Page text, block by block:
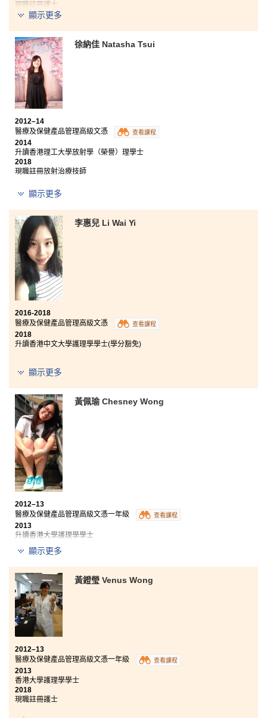
現職註冊護士
等範疇學到不少知識，從中了解自己對微生物學和病理
學擁有濃厚興趣；課程中的小組習作是我覺得最有趣味
和對日後工作與同事相處最有幫助的環節，加上書院安
排了我們到一家本地藥物生產商實習，即使只負責基本
職務，卻讓我親身接觸到醫藥行業的實際運作，這一切
都並非只是單靠書本便能獲得。
顯示更多
徐納佳 Natasha Tsui
2012–14
醫療及保健產品管理高級文憑
查看課程
2014
升讀香港理工大學放射學（榮譽）理學士
2018
現職註冊放射治療技師
獲三個大學學位課程取錄：
香港理工大學放射學（榮譽）理學士
香港中文大學兩年制社區健康理學士
香港大學護理學學士
這兩年在書院的日子，為我帶來豐盛的人生。醫療及保
健產品管理課程包含了很多具有專業醫療知識的學科，
例如藥物使用和藥理學等。另外，書院的學習模式與大
學接近，讓同學早一步適應大學環境。當學習和升學遇
上挫折時，講師及升學輔導主任的幫助和鼓勵便是推動
我更進一步的動力。感謝書院每位在我失意時拉了我一
把的人，因為你們的幫助成就了今天的我。或許我的大
學之路比起公開考試成功的同學較長，但這兩年所體驗
顯示更多
李惠兒 Li Wai Yi
2016-2018
醫療及保健產品管理高級文憑
查看課程
2018
升讀香港中文大學護理學學士(學分豁免)
這兩年的課程對我來說非常有意義，因為我除了學習基
礎醫療知識外, 講師亦安排不少課程活動，如參觀香港大
學實驗室、醫院部門及養老院等，讓我對醫護領域有更
多理解。儘管我花了較多時間考入大學，但對我個人的
整體成長來說，這是非常有價值的。我亦感謝講師們，
他們不僅教授我課堂知識，還一直支援和鼓勵我。
顯示更多
黃佩瑜 Chesney Wong
2012–13
醫療及保健產品管理高級文憑一年級
查看課程
2013
升讀香港大學護理學學士
現職註冊護士
雖然公開考試成績未如理想，但是我沒有放棄追尋理
想。修讀醫療及保健產品管理高級文憑課程，不但加深
了我對醫療行業的了解，還增進相關知識（如藥劑學、
生理學、實驗室常用儀器等）。我很感激講師們循循善
誘的教導及分享，他們在課餘時間與我們分享有關日後
的升學或工作的路向，讓我們建立一個更明確的目標。
彼此互勵互勉，為同一個目標進發。入讀書院令我學
會：『只要你敢想、敢做，願意付出，就算事情有多困
難都阻撓不到你。』加油！
顯示更多
黃鐙瑩 Venus Wong
2012–13
醫療及保健產品管理高級文憑一年級
查看課程
2013
香港大學護理學學士
2018
現職註冊護士